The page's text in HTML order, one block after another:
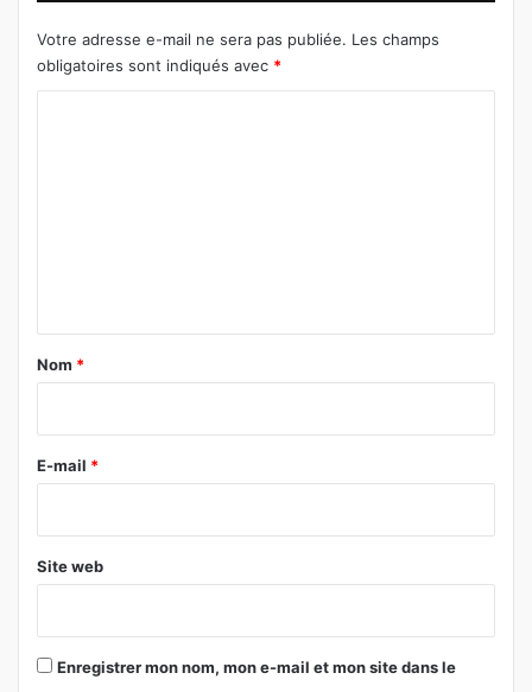
Votre adresse e-mail ne sera pas publiée. Les champs
obligatoires sont indiqués avec *
a
e
Nom *
E-mail *
Site web
Enregistrer mon nom, mon e-mail et mon site dans le